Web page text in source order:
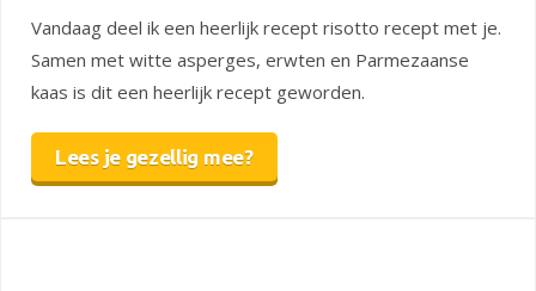
Vandaag deel ik een heerlijk recept risotto recept met je.
Samen met witte asperges, erwten en Parmezaanse
kaas is dit een heerlijk recept geworden.
Lees je gezellig mee?